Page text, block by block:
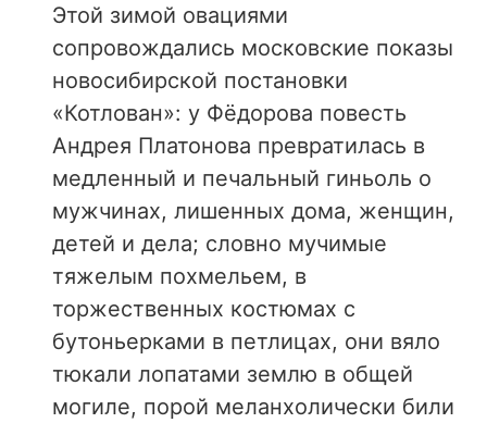
Этой зимой овациями
сопровождались московские показы
новосибирской постановки
«Котлован»: у Фёдорова повесть
Андрея Платонова превратилась в
медленный и печальный гиньоль о
мужчинах, лишенных дома, женщин,
детей и дела; словно мучимые
тяжелым похмельем, в
торжественных костюмах с
бутоньерками в петлицах, они вяло
тюкали лопатами землю в общей
могиле, порой меланхолически били